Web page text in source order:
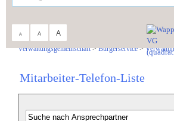
A A A
Verwaltungsgemeinschaft>Bürgerservice>
Mitarbeiter-Telefon-Liste